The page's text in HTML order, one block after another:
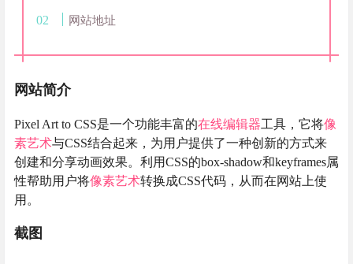
网站地址
网站简介
Pixel Art to CSS是一个功能丰富的在线编辑器工具，它将像
素艺术与CSS结合起来，为用户提供了一种创新的方式来
创建和分享动画效果。利用CSS的box-shadow和keyframes属
性帮助用户将像素艺术转换成CSS代码，从而在网站上使
用。
截图